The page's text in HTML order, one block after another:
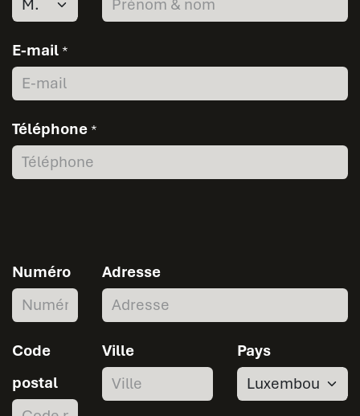
E-mail *
Téléphone *
Numéro Adresse
Code
postal
Ville Pays